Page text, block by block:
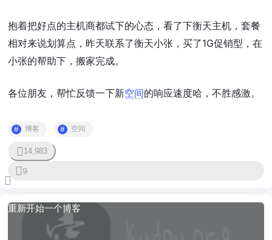
抱着把好点的主机商都试下的心态，看了下衡天主机，套餐
相对来说划算点，昨天联系了衡天小张，买了1G促销型，在
小张的帮助下，搬家完成。
各位朋友，帮忙反馈一下新空间的响应速度哈，不胜感激。
博客 空间
14,983
9
重新开始一个博客